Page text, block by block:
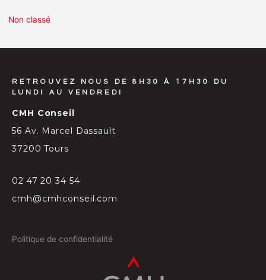
Non classé
RETROUVEZ NOUS DE 8H30 À 17H30 DU
LUNDI AU VENDREDI
CMH Conseil
56 Av. Marcel Dassault
37200 Tours
02 47 20 34 54
cmh@cmhconseil.com
Politique de confidentialité